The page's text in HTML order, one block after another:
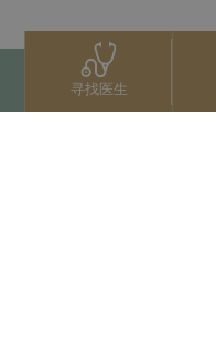
寻找医生